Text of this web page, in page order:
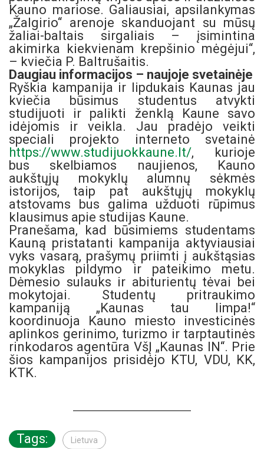
Kauno mariose. Galiausiai, apsilankymas
„Žalgirio“ arenoje skanduojant su mūsų
žaliai-baltais sirgaliais – įsimintina
akimirka kiekvienam krepšinio mėgėjui“,
– kviečia P. Baltrušaitis.
Daugiau informacijos – naujoje svetainėje
Ryškia kampanija ir lipdukais Kaunas jau
kviečia būsimus studentus atvykti
studijuoti ir palikti ženklą Kaune savo
idėjomis ir veikla. Jau pradėjo veikti
speciali projekto interneto svetainė
https://www.studijuokkaune.lt/, kurioje
bus skelbiamos naujienos, Kauno
aukštųjų mokyklų alumnų sėkmės
istorijos, taip pat aukštųjų mokyklų
atstovams bus galima užduoti rūpimus
klausimus apie studijas Kaune.
Pranešama, kad būsimiems studentams
Kauną pristatanti kampanija aktyviausiai
vyks vasarą, prašymų priimti į aukštąsias
mokyklas pildymo ir pateikimo metu.
Dėmesio sulauks ir abiturientų tėvai bei
mokytojai. Studentų pritraukimo
kampaniją „Kaunas tau limpa!“
koordinuoja Kauno miesto investicinės
aplinkos gerinimo, turizmo ir tarptautinės
rinkodaros agentūra VšĮ „Kaunas IN“. Prie
šios kampanijos prisidėjo KTU, VDU, KK,
KTK.
Tags: Lietuva